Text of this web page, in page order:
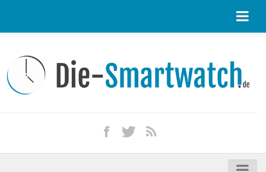
Kontakt / Tipp geben
Impressum
iPhone kaufen